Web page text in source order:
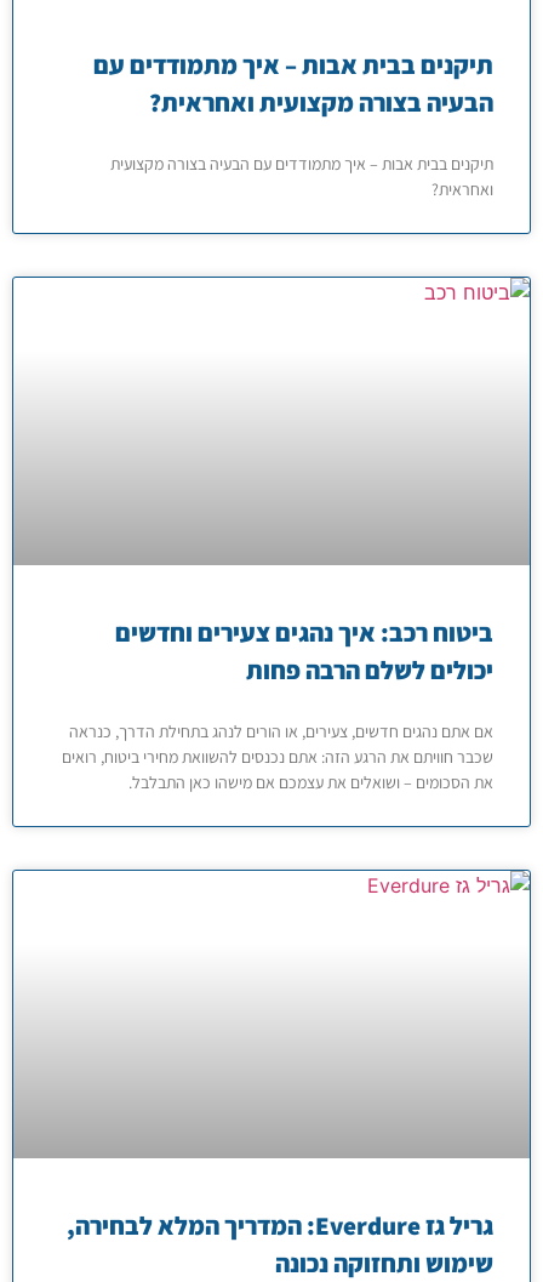
תיקנים בבית אבות – איך מתמודדים עם
הבעיה בצורה מקצועית ואחראית?
תיקנים בבית אבות – איך מתמודדים עם הבעיה בצורה מקצועית
ואחראית?
ביטוח רכב: איך נהגים צעירים וחדשים
יכולים לשלם הרבה פחות
אם אתם נהגים חדשים, צעירים, או הורים לנהג בתחילת הדרך, כנראה
שכבר חוויתם את הרגע הזה: אתם נכנסים להשוואת מחירי ביטוח, רואים
את הסכומים – ושואלים את עצמכם אם מישהו כאן התבלבל.
גריל גז Everdure: המדריך המלא לבחירה,
שימוש ותחזוקה נכונה